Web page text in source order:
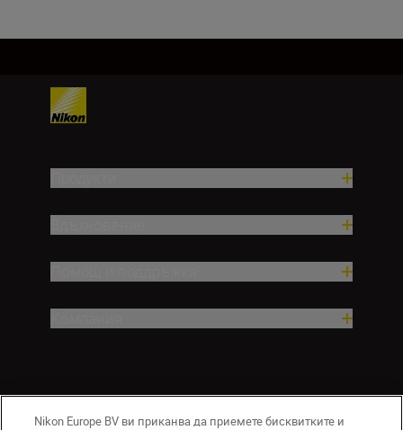
Nikon Europe BV ви приканва да приемете бисквитките и